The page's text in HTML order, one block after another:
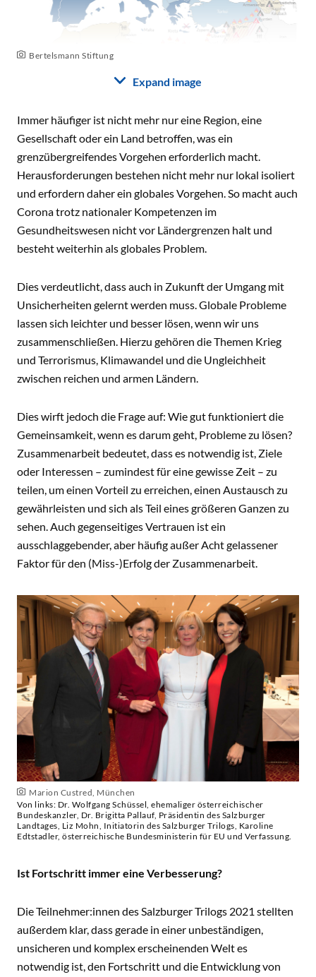
Bertelsmann Stiftung
Expand image
Immer häufiger ist nicht mehr nur eine Region, eine
Gesellschaft oder ein Land betroffen, was ein
grenzübergreifendes Vorgehen erforderlich macht.
Herausforderungen bestehen nicht mehr nur lokal isoliert
und erfordern daher ein globales Vorgehen. So macht auch
Corona trotz nationaler Kompetenzen im
Gesundheitswesen nicht vor Ländergrenzen halt und
besteht weiterhin als globales Problem.
Dies verdeutlicht, dass auch in Zukunft der Umgang mit
Unsicherheiten gelernt werden muss. Globale Probleme
lassen sich leichter und besser lösen, wenn wir uns
zusammenschließen. Hierzu gehören die Themen Krieg
und Terrorismus, Klimawandel und die Ungleichheit
zwischen reichen und armen Ländern.
Dies wirft jedoch die Frage auf: Wie gut funktioniert die
Gemeinsamkeit, wenn es darum geht, Probleme zu lösen?
Zusammenarbeit bedeutet, dass es notwendig ist, Ziele
oder Interessen – zumindest für eine gewisse Zeit – zu
teilen, um einen Vorteil zu erreichen, einen Austausch zu
gewährleisten und sich als Teil eines größeren Ganzen zu
sehen. Auch gegenseitiges Vertrauen ist ein
ausschlaggebender, aber häufig außer Acht gelassener
Faktor für den (Miss-)Erfolg der Zusammenarbeit.
Marion Custred, München
Von links: Dr. Wolfgang Schüssel, ehemaliger österreichischer
Bundeskanzler, Dr. Brigitta Pallauf, Präsidentin des Salzburger
Landtages, Liz Mohn, Initiatorin des Salzburger Trilogs, Karoline
Edtstadler, österreichische Bundesministerin für EU und Verfassung.
Ist Fortschritt immer eine Verbesserung?
Die Teilnehmer:innen des Salzburger Trilogs 2021 stellten
außerdem klar, dass gerade in einer unbeständigen,
unsicheren und komplex erscheinenden Welt es
notwendig ist, den Fortschritt und die Entwicklung von